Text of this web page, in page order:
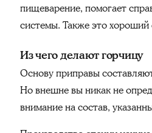
пищеварение, помогает
системы. Также это
Из чего делают горчицу
Основу приправы
Но внешне вы никак не
внимание на состав,